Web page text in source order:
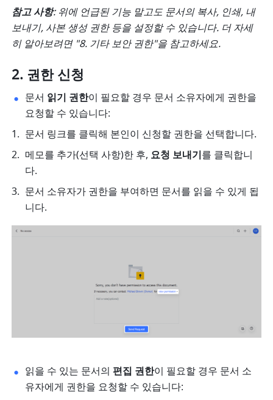
참고 사항: 위에 언급된 기능 말고도 문서의 복사, 인쇄, 내
보내기, 사본 생성 권한 등을 설정할 수 있습니다. 더 자세
히 알아보려면 "8. 기타 보안 권한"을 참고하세요.
권한 신청
문서 읽기 권한이 필요할 경우 문서 소유자에게 권한을
요청할 수 있습니다:
문서 링크를 클릭해 본인이 신청할 권한을 선택합니다.
메모를 추가(선택 사항)한 후, 요청 보내기를 클릭합니
다.
문서 소유자가 권한을 부여하면 문서를 읽을 수 있게 됩
니다.
읽을 수 있는 문서의 편집 권한이 필요할 경우 문서 소
유자에게 권한을 요청할 수 있습니다: